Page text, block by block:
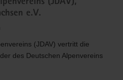
(JDAV),
e.V.
(JDAV) vertritt die
des Deutschen Alpenvereins